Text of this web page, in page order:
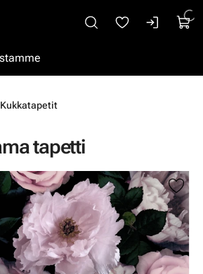
Kukkatapetit
tapetti